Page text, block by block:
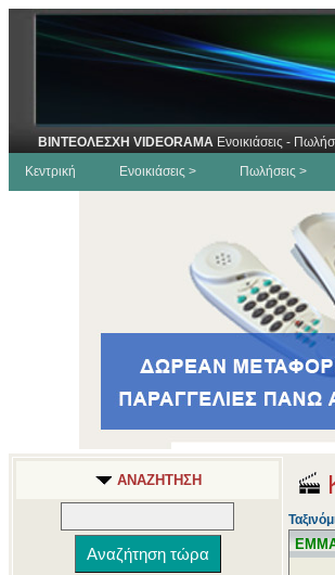
ΒΙΝΤΕΟΛΕΣΧΗ VIDEORAMA Ενοικιάσεις -
Κεντρική
Ενοικιάσεις > Πωλήσεις >
ΑΝΑΖΗΤΗΣΗ